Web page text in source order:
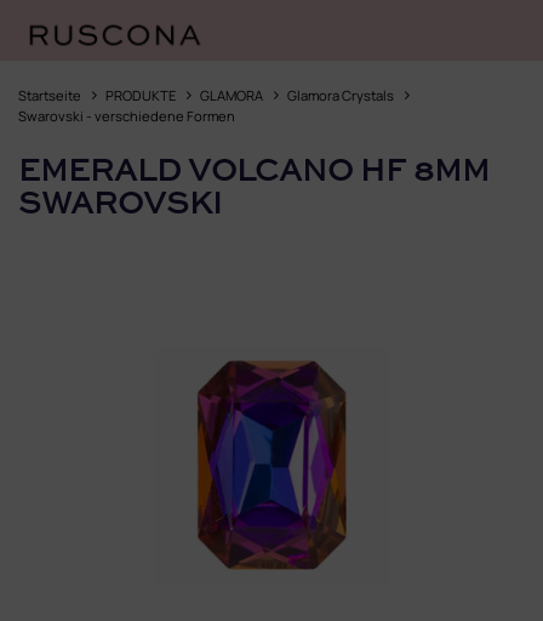
Inhalt
springen
Startseite PRODUKTE GLAMORA
Glamora Crystals
Swarovski - verschiedene Formen
EMERALD VOLCANO HF 8MM
SWAROVSKI